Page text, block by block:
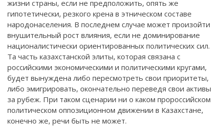
жизни страны, если не предположить, опять же
гипотетически, резкого крена в этническом составе
народонаселения. В последнем случае может произойти
внушительный рост влияния, если не доминирование
националистически ориентированных политических сил.
Та часть казахстанской элиты, которая связана с
российскими экономическими и политическими кругами,
будет вынуждена либо пересмотреть свои приоритеты,
либо эмигрировать, окончательно переведя свои активы
за рубеж. При таком сценарии ни о каком пророссийском
политическом оппозиционном движении в Казахстане,
конечно же, речи быть не может.